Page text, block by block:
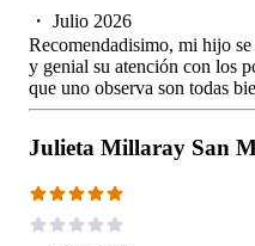
・ Julio 2026
Recomendadisimo, mi hijo
y genial su atención con los
que uno observa son todas
Julieta Millaray San